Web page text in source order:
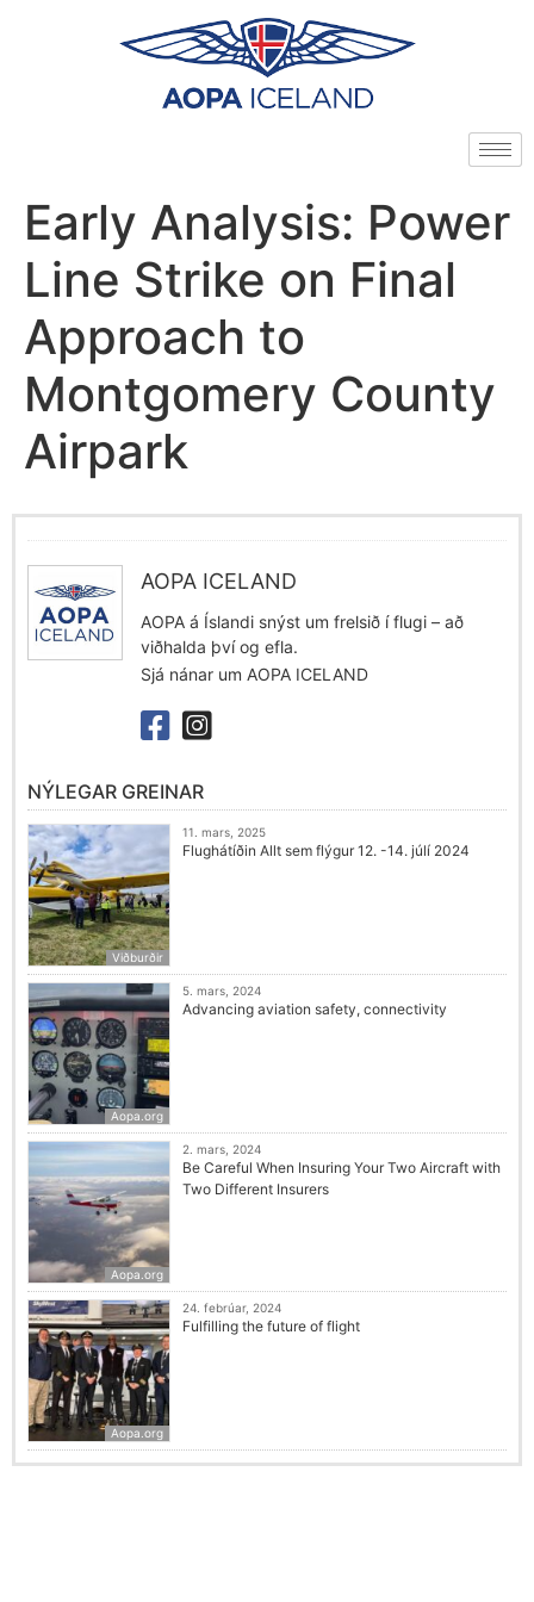
Early Analysis: Power
Line Strike on Final
Approach to
Montgomery County
Airpark
AOPA ICELAND
AOPA á Íslandi snýst um frelsið í flugi – að
viðhalda því og efla.
Sjá nánar um AOPA ICELAND
NÝLEGAR GREINAR
Viðburðir
11. mars, 2025
Flughátíðin Allt sem flýgur 12. -14. júlí 2024
Aopa.org
5. mars, 2024
Advancing aviation safety, connectivity
Aopa.org
2. mars, 2024
Be Careful When Insuring Your Two Aircraft with
Two Different Insurers
Aopa.org
24. febrúar, 2024
Fulfilling the future of flight